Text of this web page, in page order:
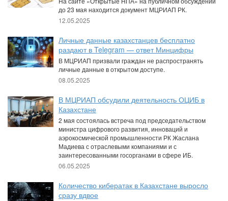
до 23 мая находится документ МЦРИАП РК.
12.05.2025
Личные данные казахстанцев бесплатно
раздают в Telegram — ответ Минцифры
В МЦРИАП призвали граждан не распространять
личные данные в открытом доступе.
08.05.2025
В МЦРИАП обсудили деятельность ОЦИБ в
Казахстане
2 мая состоялась встреча под председательством
министра цифрового развития, инноваций и
аэрокосмической промышленности РК Жаслана
Мадиева с отраслевыми компаниями и с
заинтересованными госорганами в сфере ИБ.
06.05.2025
Количество кибератак в Казахстане выросло
сразу вдвое